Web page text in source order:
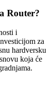
Router?
i
za
hardversku
koja će